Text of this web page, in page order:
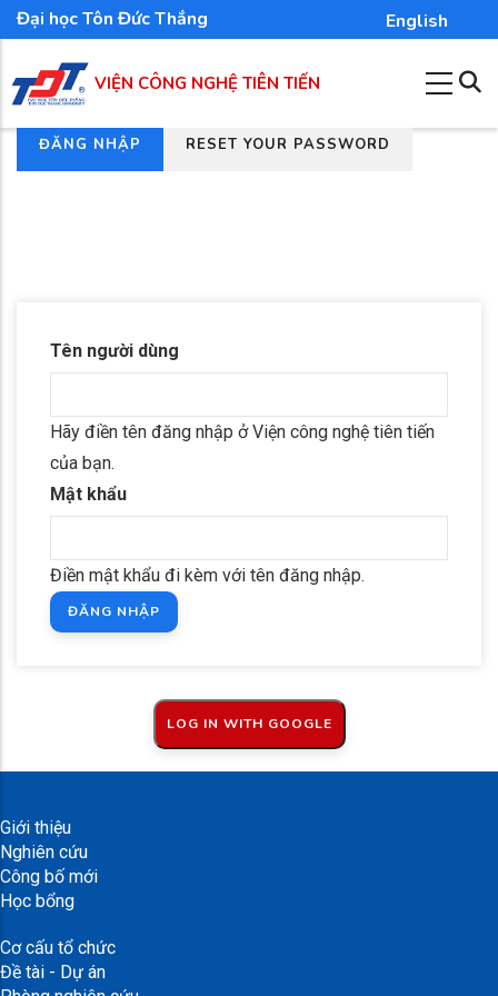
Nhảy
đến
nội
dung
Đại học Tôn Đức Thắng English
VIỆN CÔNG NGHỆ TIÊN TIẾN
Tab
chính
ĐĂNG NHẬP RESET YOUR PASSWORD
Tên người dùng
Hãy điền tên đăng nhập ở Viện công nghệ tiên tiến
của bạn.
Mật khẩu
Điền mật khẩu đi kèm với tên đăng nhập.
Giới thiệu
Nghiên cứu
Công bố mới
Học bổng
Cơ cấu tổ chức
Đề tài - Dự án